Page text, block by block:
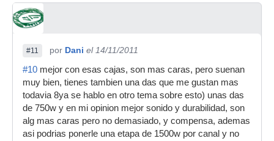
#11 por Dani el 14/11/2011
#10 mejor con esas cajas, son mas caras, pero suenan
muy bien, tienes tambien una das que me gustan mas
todavia 8ya se hablo en otro tema sobre esto) unas das
de 750w y en mi opinion mejor sonido y durabilidad, son
alg mas caras pero no demasiado, y compensa, ademas
asi podrias ponerle una etapa de 1500w por canal y no